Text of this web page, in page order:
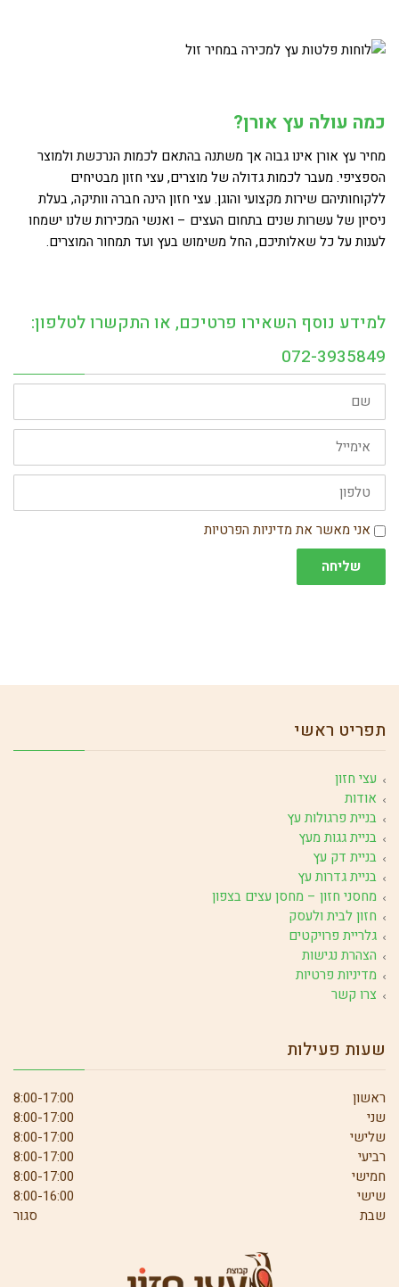
כמה עולה עץ אורן?
מחיר עץ אורן אינו גבוה אך משתנה בהתאם לכמות הנרכשת ולמוצר
הספציפי. מעבר לכמות גדולה של מוצרים, עצי חזון מבטיחים
ללקוחותיהם שירות מקצועי והוגן. עצי חזון הינה חברה וותיקה, בעלת
ניסיון של עשרות שנים בתחום העצים – ואנשי המכירות שלנו ישמחו
לענות על כל שאלותיכם, החל משימוש בעץ ועד תמחור המוצרים.
למידע נוסף השאירו פרטיכם, או התקשרו לטלפון:
072-3935849
שם
אימייל
טלפון
הסכמה
אני מאשר את מדיניות הפרטיות
שליחה
תפריט ראשי
עצי חזון
אודות
בניית פרגולות עץ
בניית גגות מעץ
בניית דק עץ
בניית גדרות עץ
מחסני חזון – מחסן עצים בצפון
חזון לבית ולעסק
גלריית פרויקטים
הצהרת נגישות
מדיניות פרטיות
צרו קשר
שעות פעילות
ראשון
8:00-17:00
שני
8:00-17:00
שלישי
8:00-17:00
רביעי
8:00-17:00
חמישי
8:00-17:00
שישי
8:00-16:00
שבת
סגור